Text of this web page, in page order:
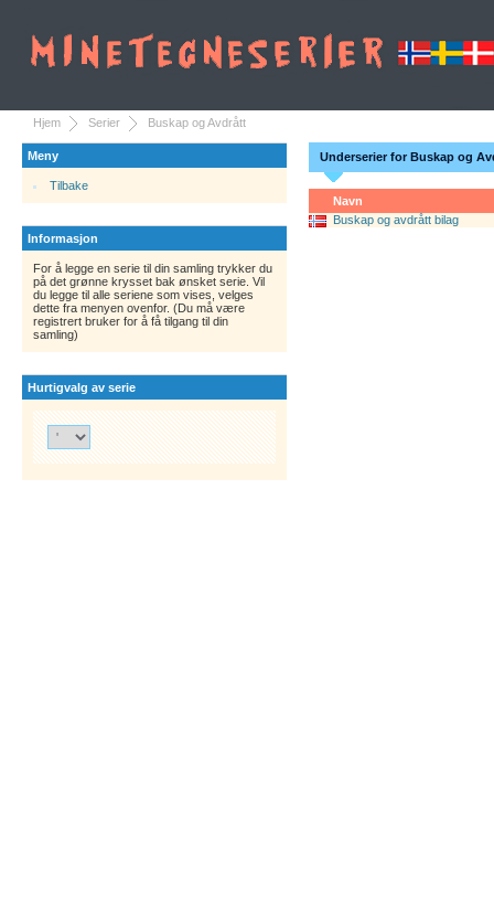
Hjem Serier Buskap og Avdrått
Meny
Tilbake
Informasjon
For å legge en serie til din samling trykker du
på det grønne krysset bak ønsket serie. Vil
du legge til alle seriene som vises, velges
dette fra menyen ovenfor. (Du må være
registrert bruker for å få tilgang til din
samling)
Hurtigvalg av serie
Underserier for Buskap og
Navn
Buskap og avdrått bilag